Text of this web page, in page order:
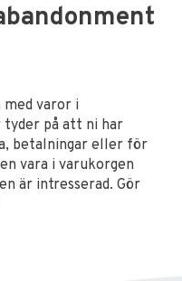
med varor i
tyder på att ni har
betalningar eller för
vara i varukorgen
är intresserad. Gör